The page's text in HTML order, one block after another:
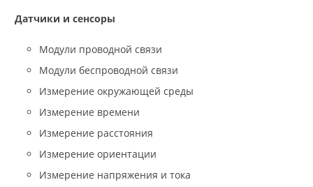
Датчики и сенсоры
Модули проводной связи
Модули беспроводной связи
Измерение окружающей среды
Измерение времени
Измерение расстояния
Измерение ориентации
Измерение напряжения и тока